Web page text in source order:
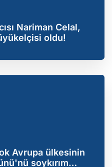
Nariman Celal,
oldu!
Avrupa ülkesinin
soykırım